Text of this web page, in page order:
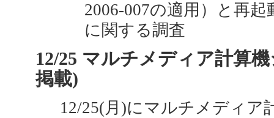
2006-007の適用）と再
に関する調査
12/25 マルチメディア計算
掲載)
12/25(月)にマルチメディア